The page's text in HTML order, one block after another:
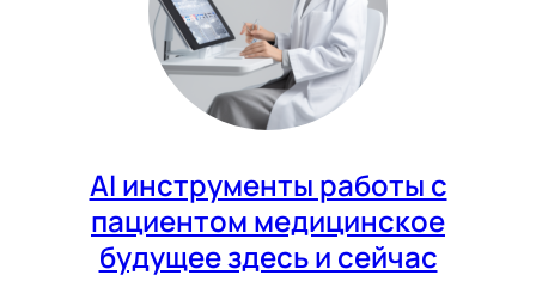
AI инструменты работы с
пациентом медицинское
будущее здесь и сейчас